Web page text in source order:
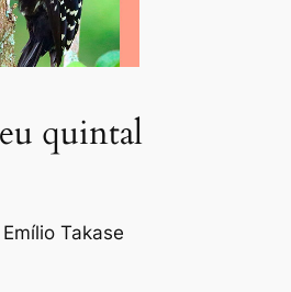
quintal
Takase